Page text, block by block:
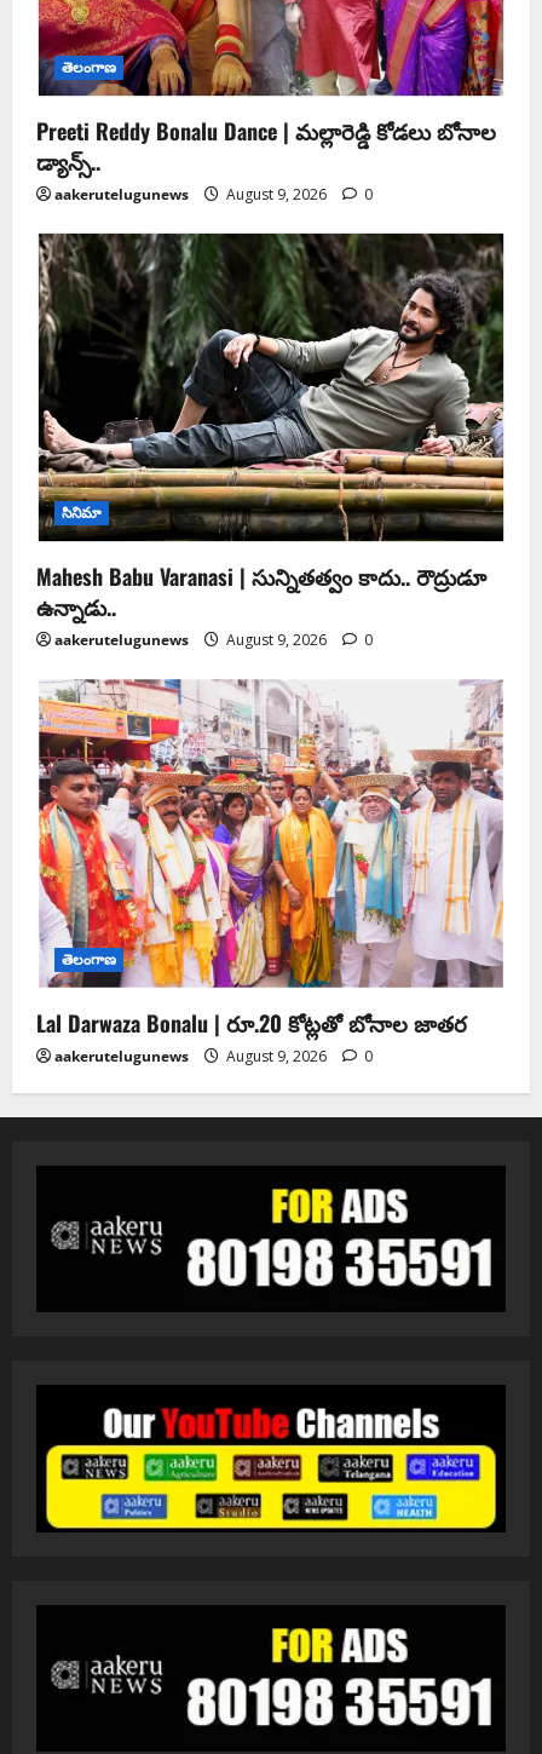
తెలంగాణ
Preeti Reddy Bonalu Dance | మ‌ల్లారెడ్డి కోడ‌లు బోనాల‌
డ్యాన్స్..
aakerutelugunews August 9, 2026 0
సినిమా
Mahesh Babu Varanasi | సున్నితత్వం కాదు.. రౌద్రుడూ
ఉన్నాడు..
aakerutelugunews August 9, 2026 0
తెలంగాణ
Lal Darwaza Bonalu | రూ.20 కోట్ల‌తో బోనాల జాత‌ర‌
aakerutelugunews August 9, 2026 0